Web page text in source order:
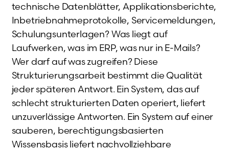
technische Datenblätter, Applikationsberichte,
Inbetriebnahmeprotokolle, Servicemeldungen,
Schulungsunterlagen? Was liegt auf
Laufwerken, was im ERP, was nur in E-Mails?
Wer darf auf was zugreifen? Diese
Strukturierungsarbeit bestimmt die Qualität
jeder späteren Antwort. Ein System, das auf
schlecht strukturierten Daten operiert, liefert
unzuverlässige Antworten. Ein System auf einer
sauberen, berechtigungsbasierten
Wissensbasis liefert nachvollziehbare